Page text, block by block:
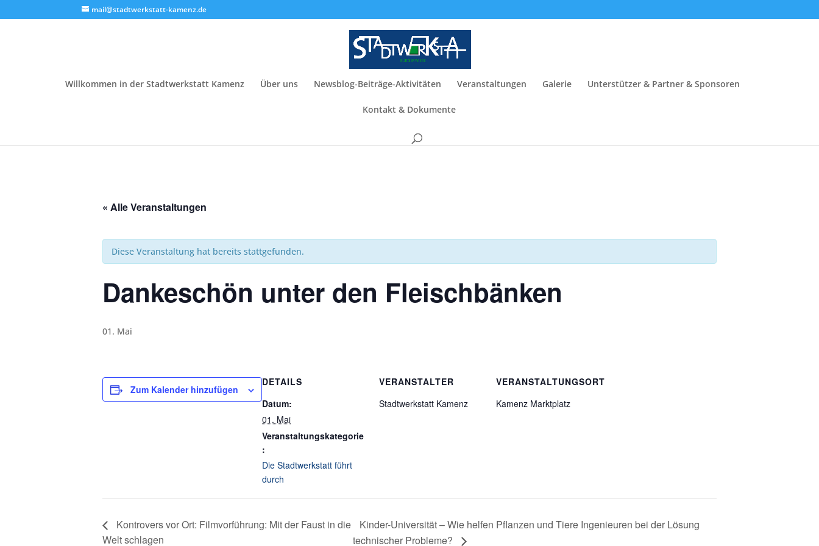
mail@stadtwerkstatt-kamenz.de
Willkommen in der Stadtwerkstatt Kamenz Über uns Newsblog-Beiträge-Aktivitäten Veranstaltungen Galerie Unterstützer & Partner & Sponsoren
Kontakt & Dokumente
« Alle Veranstaltungen
Diese Veranstaltung hat bereits stattgefunden.
Dankeschön unter den Fleischbänken
01. Mai
Zum Kalender hinzufügen
DETAILS
Datum:
01. Mai
Veranstaltungskategorie
:
Die Stadtwerkstatt führt
durch
VERANSTALTER
Stadtwerkstatt Kamenz
VERANSTALTUNGSORT
Kamenz Marktplatz
Kontrovers vor Ort: Filmvorführung: Mit der Faust in die
Welt schlagen
Kinder-Universität – Wie helfen Pflanzen und Tiere Ingenieuren bei der Lösung
technischer Probleme?